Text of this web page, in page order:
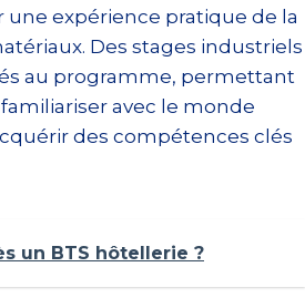
une expérience pratique de la
Des stages industriels
au programme, permettant
avec le monde
des compétences clés
un BTS hôtellerie ?